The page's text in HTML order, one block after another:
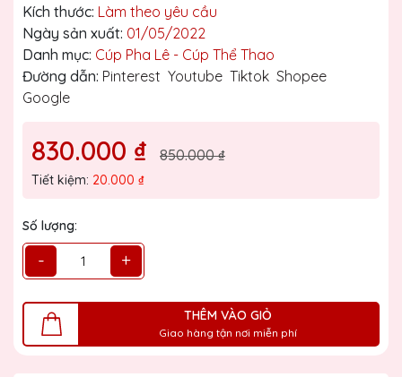
Kích thước: Làm theo yêu cầu
Ngày sản xuất: 01/05/2022
Danh mục: Cúp Pha Lê - Cúp Thể Thao
Đường dẫn: Pinterest Youtube Tiktok Shopee
Google
830.000 ₫ 850.000 ₫
Tiết kiệm: 20.000 ₫
Số lượng:
- +
THÊM VÀO GIỎ
Giao hàng tận nơi miễn phí